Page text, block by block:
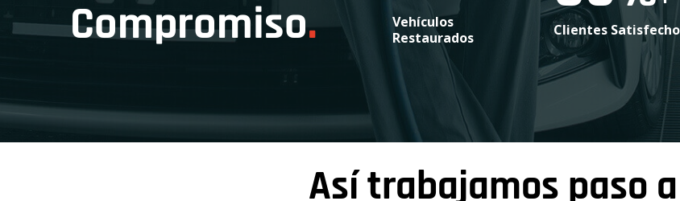
Compromiso.
Vehículos
Restaurados
Clientes
Así trabajamos paso